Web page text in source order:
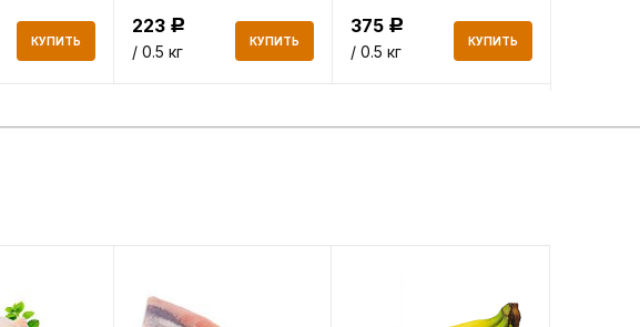
КУПИТЬ
223 Р
/ 0.5 кг
КУПИТЬ
375 Р
/ 0.5 кг
КУПИТЬ